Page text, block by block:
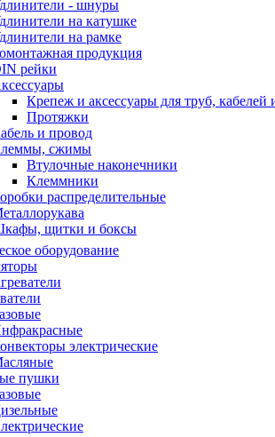
- шнуры
на катушке
на рамке
продукция
рейки
Крепеж и аксессуары для труб, кабелей
Протяжки
и провод
сжимы
Втулочные наконечники
Клеммники
распределительные
щитки и боксы
оборудование
электрические
пушки